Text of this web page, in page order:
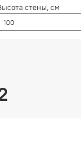
стены, см